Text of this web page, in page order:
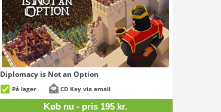
Diplomacy is Not an Option
På lager CD Key via email
Køb nu - pris 195 kr.